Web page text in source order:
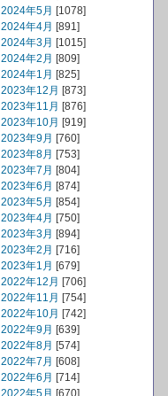
2024年5月 [1078]
2024年4月 [891]
2024年3月 [1015]
2024年2月 [809]
2024年1月 [825]
2023年12月 [873]
2023年11月 [876]
2023年10月 [919]
2023年9月 [760]
2023年8月 [753]
2023年7月 [804]
2023年6月 [874]
2023年5月 [854]
2023年4月 [750]
2023年3月 [894]
2023年2月 [716]
2023年1月 [679]
2022年12月 [706]
2022年11月 [754]
2022年10月 [742]
2022年9月 [639]
2022年8月 [574]
2022年7月 [608]
2022年6月 [714]
2022年5月 [670]